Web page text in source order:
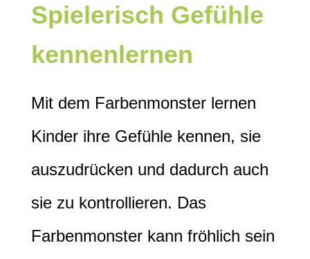
Spielerisch Gefühle
kennenlernen
Mit dem Farbenmonster lernen
Kinder ihre Gefühle kennen, sie
auszudrücken und dadurch auch
sie zu kontrollieren. Das
Farbenmonster kann fröhlich sein